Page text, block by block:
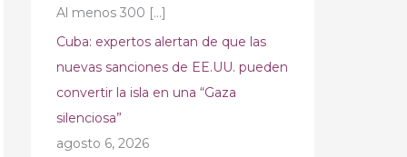
Al menos 300 […]
Cuba: expertos alertan de que las
nuevas sanciones de EE.UU. pueden
convertir la isla en una “Gaza
silenciosa”
agosto 6, 2026